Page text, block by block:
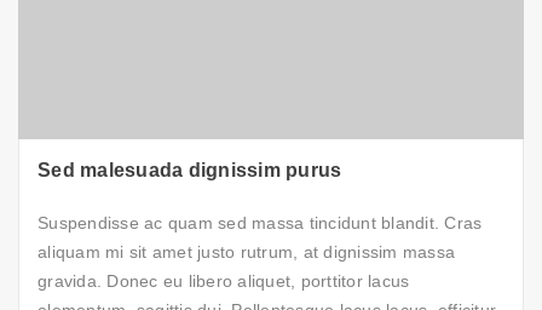
Sed malesuada dignissim purus
Suspendisse ac quam sed massa tincidunt blandit. Cras
aliquam mi sit amet justo rutrum, at dignissim massa
gravida. Donec eu libero aliquet, porttitor lacus